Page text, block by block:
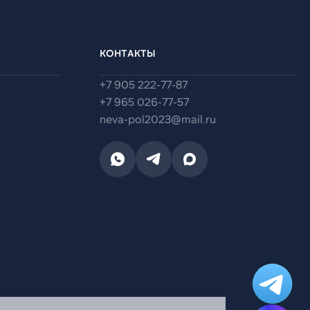
КОНТАКТЫ
+7 905 222-77-87
+7 965 026-77-57
neva-pol2023@mail.ru